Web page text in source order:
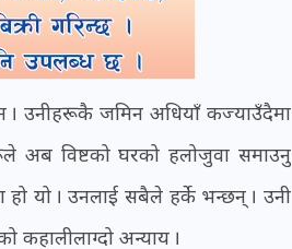
। उनीहरूकै जमिन अधियाँ कज्याउँदैमा
अब विष्टको घरको हलोजुवा समाउनु
यो । उनलाई सबैले हर्के भन्छन् । उनी
कहालीलाग्दो अन्याय ।